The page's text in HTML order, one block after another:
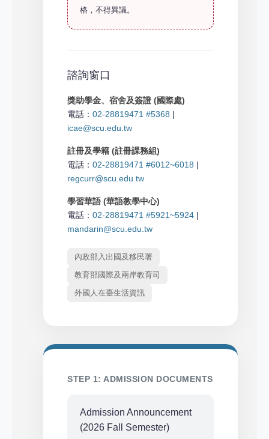
格，不得異議。
諮詢窗口
獎助學金、宿舍及簽證 (國際處)
電話： 02-28819471 #5368 |
icae@scu.edu.tw
註冊及學籍 (註冊課務組)
電話： 02-28819471 #6012~6018 |
regcurr@scu.edu.tw
學習華語 (華語教學中心)
電話： 02-28819471 #5921~5924 |
mandarin@scu.edu.tw
內政部入出國及移民署
教育部國際及兩岸教育司
外國人在臺生活資訊
STEP 1: ADMISSION DOCUMENTS
Admission Announcement
(2026 Fall Semester)